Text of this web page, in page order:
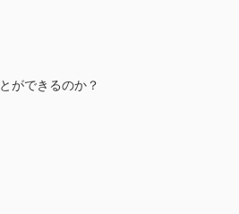
ができるのか？